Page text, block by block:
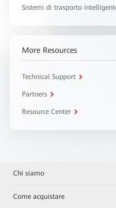
Sistemi di trasporto
More Resources
Technical Support
Partners
Resource Center
Chi siamo
Come acquistare